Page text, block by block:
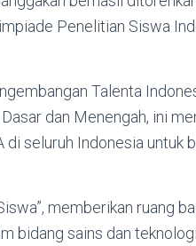
Penelitian Siswa
Talenta
dan Menengah, ini
seluruh Indonesia untuk
memberikan ruang
bidang sains dan teknologi.